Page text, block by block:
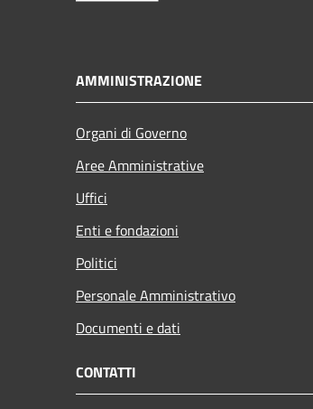
AMMINISTRAZIONE
Organi di Governo
Aree Amministrative
Uffici
Enti e fondazioni
Politici
Personale Amministrativo
Documenti e dati
CONTATTI